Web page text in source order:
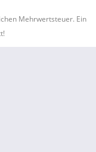
Mehrwertsteuer. Ein